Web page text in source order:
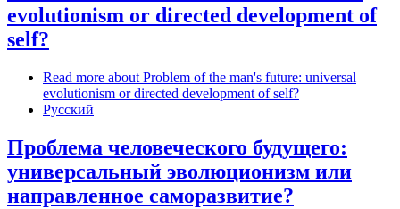
evolutionism or directed development of
self?
Read more about Problem of the man's future: universal
evolutionism or directed development of self?
Русский
Проблема человеческого будущего:
универсальный эволюционизм или
направленное саморазвитие?